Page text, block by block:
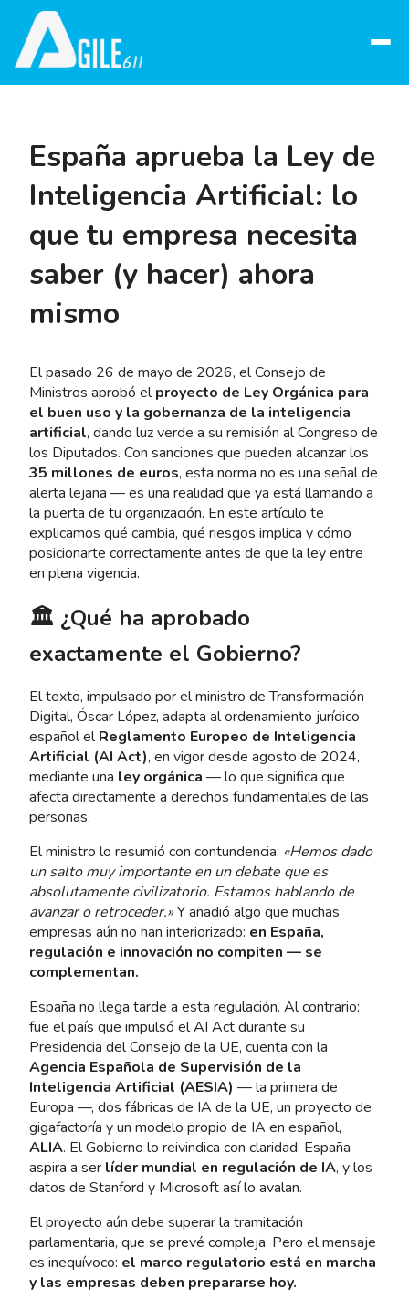
Abrir
España aprueba la Ley de
Inteligencia Artificial: lo
que tu empresa necesita
saber (y hacer) ahora
mismo
El pasado 26 de mayo de 2026, el Consejo de
Ministros aprobó elproyecto de Ley Orgánica para
el buen uso y la gobernanza de la inteligencia
artificial, dando luz verde a su remisión al Congreso de
los Diputados. Con sanciones que pueden alcanzar los
35 millones de euros, esta norma no es una señal de
alerta lejana — es una realidad que ya está llamando a
la puerta de tu organización. En este artículo te
explicamos qué cambia, qué riesgos implica y cómo
posicionarte correctamente antes de que la ley entre
en plena vigencia.
🏛️ ¿Qué ha aprobado
exactamente el Gobierno?
El texto, impulsado por el ministro de Transformación
Digital, Óscar López, adapta al ordenamiento jurídico
español elReglamento Europeo de Inteligencia
Artificial (AI Act), en vigor desde agosto de 2024,
mediante una ley orgánica — lo que significa que
afecta directamente a derechos fundamentales de las
personas.
El ministro lo resumió con contundencia: «Hemos dado
un salto muy importante en un debate que es
absolutamente civilizatorio. Estamos hablando de
avanzar o retroceder.»Y añadió algo que muchas
empresas aún no han interiorizado: en España,
regulación e innovación no compiten — se
complementan.
España no llega tarde a esta regulación. Al contrario:
fue el país que impulsó el AI Act durante su
Presidencia del Consejo de la UE, cuenta con la
Agencia Española de Supervisión de la
Inteligencia Artificial (AESIA) — la primera de
Europa —, dos fábricas de IA de la UE, un proyecto de
gigafactoría y un modelo propio de IA en español,
ALIA. El Gobierno lo reivindica con claridad: España
aspira a ser líder mundial en regulación de IA, y los
datos de Stanford y Microsoft así lo avalan.
El proyecto aún debe superar la tramitación
parlamentaria, que se prevé compleja. Pero el mensaje
es inequívoco: el marco regulatorio está en marcha
y las empresas deben prepararse hoy.